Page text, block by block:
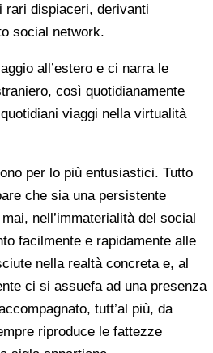
rari dispiaceri, derivanti
social network.
all’estero e ci narra le
così quotidianamente
viaggi nella virtualità
per lo più entusiastici. Tutto
che sia una persistente
nell’immaterialità del social
facilmente e rapidamente alle
nella realtà concreta e, al
ci si assuefa ad una presenza
tutt’al più, da
riproduce le fattezze